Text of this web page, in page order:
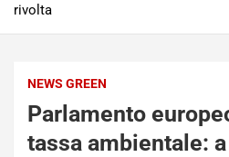
rivolta
NEWS GREEN
Parlamento
tassa ambientale: